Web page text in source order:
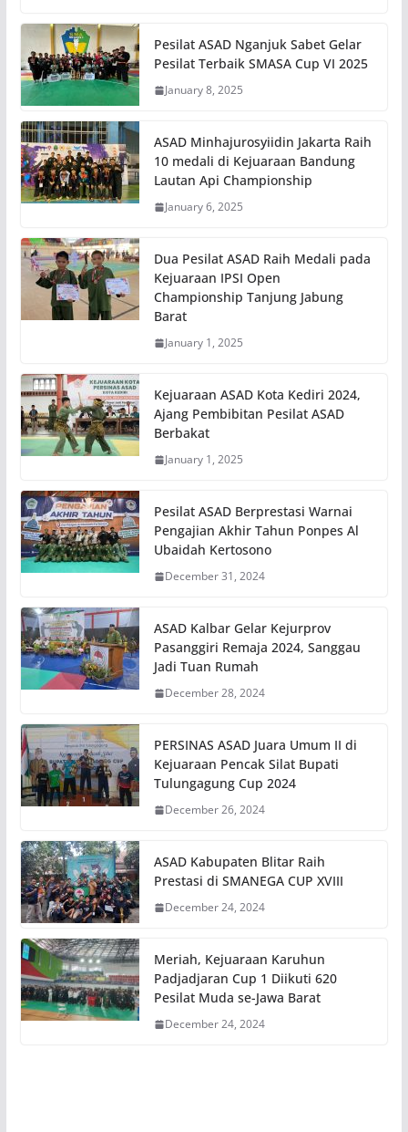
Pesilat ASAD Nganjuk Sabet Gelar
Pesilat Terbaik SMASA Cup VI 2025
January 8, 2025
ASAD Minhajurosyiidin Jakarta Raih
10 medali di Kejuaraan Bandung
Lautan Api Championship
January 6, 2025
Dua Pesilat ASAD Raih Medali pada
Kejuaraan IPSI Open
Championship Tanjung Jabung
Barat
January 1, 2025
Kejuaraan ASAD Kota Kediri 2024,
Ajang Pembibitan Pesilat ASAD
Berbakat
January 1, 2025
Pesilat ASAD Berprestasi Warnai
Pengajian Akhir Tahun Ponpes Al
Ubaidah Kertosono
December 31, 2024
ASAD Kalbar Gelar Kejurprov
Pasanggiri Remaja 2024, Sanggau
Jadi Tuan Rumah
December 28, 2024
PERSINAS ASAD Juara Umum II di
Kejuaraan Pencak Silat Bupati
Tulungagung Cup 2024
December 26, 2024
ASAD Kabupaten Blitar Raih
Prestasi di SMANEGA CUP XVIII
December 24, 2024
Meriah, Kejuaraan Karuhun
Padjadjaran Cup 1 Diikuti 620
Pesilat Muda se-Jawa Barat
December 24, 2024